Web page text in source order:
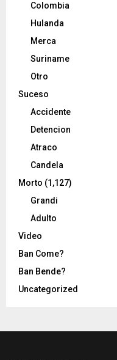
Colombia
Hulanda
Merca
Suriname
Otro
Suceso
Accidente
Detencion
Atraco
Candela
Morto (1,127)
Grandi
Adulto
Video
Ban Come?
Ban Bende?
Uncategorized